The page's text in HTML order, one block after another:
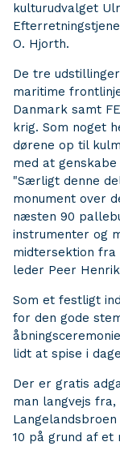
kulturudvalget
O. Hjorth.
De tre
maritime
Danmark samt
krig. Som noget
dørene op til
med at
"Særligt denne
monument over
næsten 90
instrumenter og
midtersektion fra
leder Peer
Som et festligt
for den gode
lidt at spise i
Der er gratis
man langvejs
10 på grund af et